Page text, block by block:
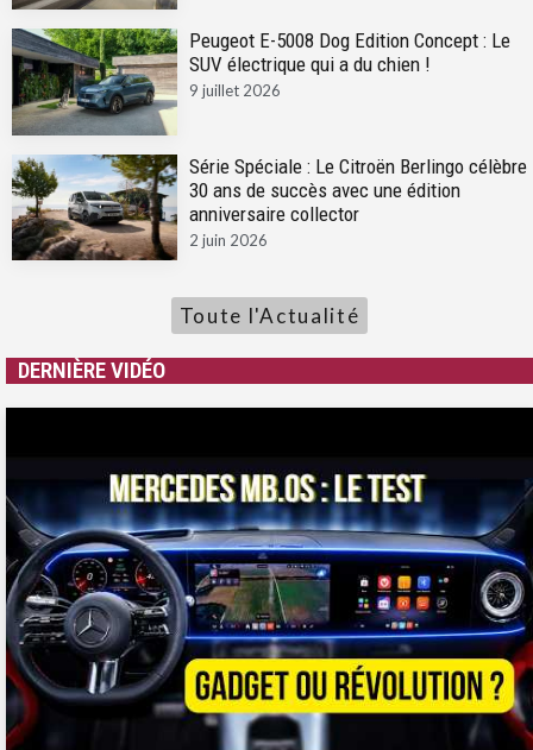
Peugeot E-5008 Dog Edition Concept : Le
SUV électrique qui a du chien !
9 juillet 2026
Série Spéciale : Le Citroën Berlingo célèbre
30 ans de succès avec une édition
anniversaire collector
2 juin 2026
Toute l'Actualité
DERNIÈRE VIDÉO